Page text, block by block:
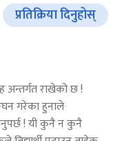
प्रतिक्रिया दिनुहोस्
अन्तर्गत राखेको छ !
गरेका हुनाले
! यी कुनै न कुनै